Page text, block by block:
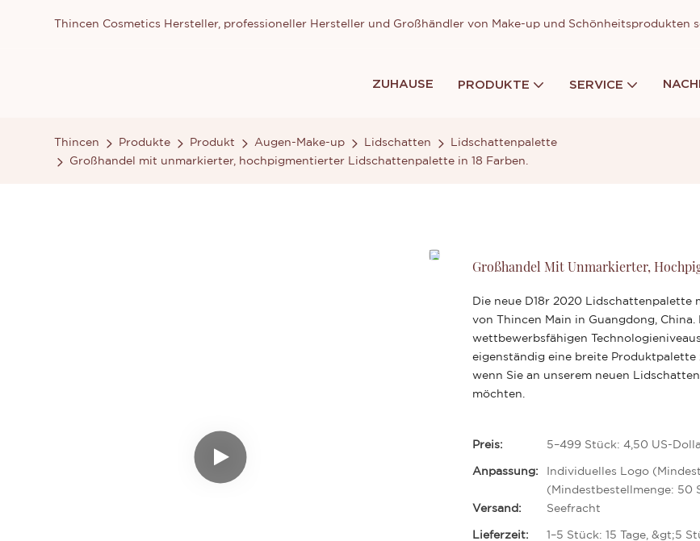
Thincen Cosmetics Hersteller, professioneller Hersteller und Großhändler von Make-up und Schönheitsprodukten
ZUHAUSE PRODUKTE SERVICE
Thincen Produkte Produkt Augen-Make-up Lidschatten
Lidschattenpalette
Großhandel mit unmarkierter, hochpigmentierter Lidschattenpalette in 18 Farben.
Großhandel Mit Unmarkierter,
Die neue D18r 2020
von Thincen Main in Guangdong,
wettbewerbsfähigen
eigenständig eine breite Produktpalette
wenn Sie an unserem neuen
möchten.
Preis: 5–499 Stück: 4,50 US-
Anpassung:
Individuelles Logo
(Mindestbestellmenge: 50
Versand:
Seefracht
Lieferzeit: 1–5 Stück: 15 Tage, &gt;5